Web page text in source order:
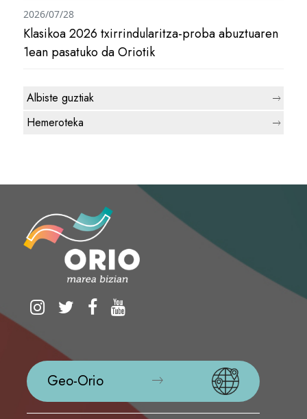
Klasikoa 2026 txirrindularitza-proba abuztuaren
1ean pasatuko da Oriotik
2026/07/28
Albiste guztiak
Hemeroteka
Geo-Orio